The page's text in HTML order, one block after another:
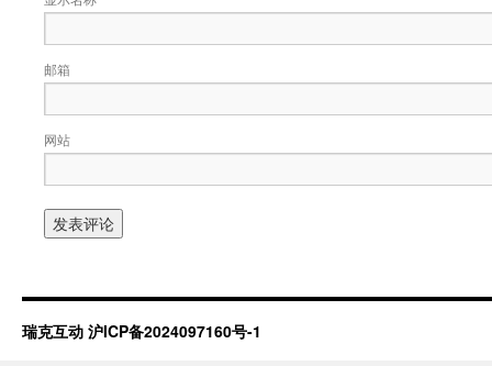
邮箱
网站
瑞克互动 沪ICP备2024097160号-1